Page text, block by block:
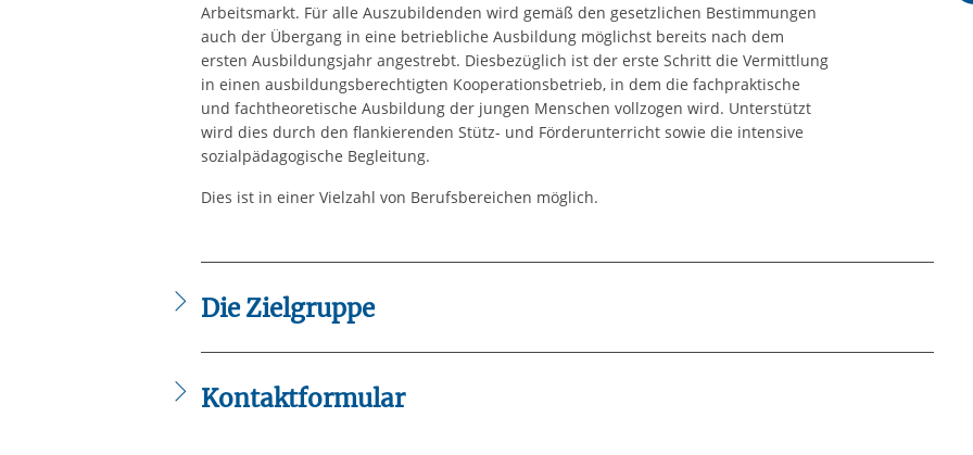
aufgrund berechtigter Interessen und daher unabhängig von einer Einwilligung.
Arbeitsmarkt. Für alle Auszubildenden wird gemäß den gesetzlichen Bestimmungen
auch der Übergang in eine betriebliche Ausbildung möglichst bereits nach dem
ersten Ausbildungsjahr angestrebt. Diesbezüglich ist der erste Schritt die Vermittlung
in einen ausbildungsberechtigten Kooperationsbetrieb, in dem die fachpraktische
und fachtheoretische Ausbildung der jungen Menschen vollzogen wird. Unterstützt
wird dies durch den flankierenden Stütz- und Förderunterricht sowie die intensive
sozialpädagogische Begleitung.
Dies ist in einer Vielzahl von Berufsbereichen möglich.
Die Zielgruppe
Kontaktformular